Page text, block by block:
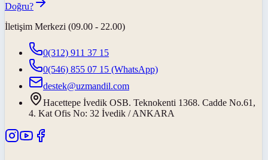
Doğru?
İletişim Merkezi (09.00 - 22.00)
0(312) 911 37 15
0(546) 855 07 15 (WhatsApp)
destek@uzmandil.com
Hacettepe İvedik OSB. Teknokenti 1368. Cadde No.61,
4. Kat Ofis No: 32 İvedik / ANKARA